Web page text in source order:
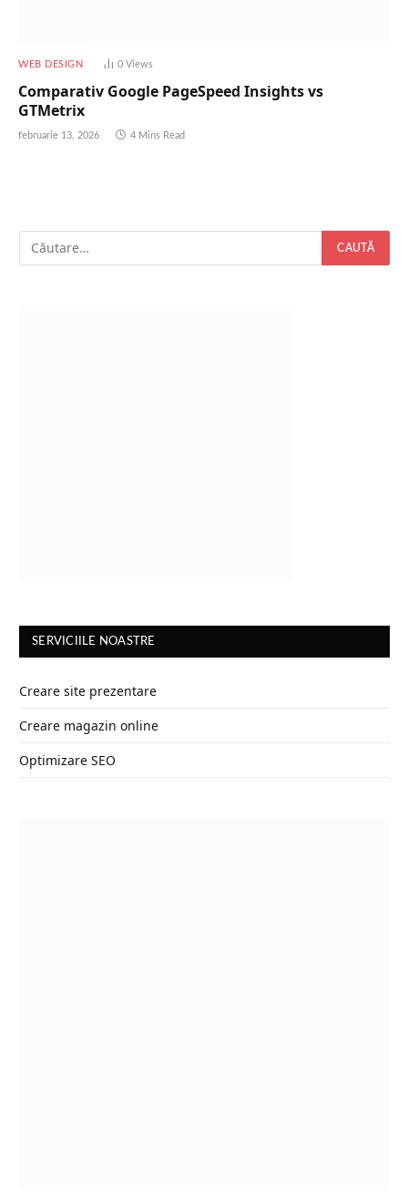
WEB DESIGN 0 Views
Comparativ Google PageSpeed Insights vs
GTMetrix
februarie 13, 2026 4 Mins Read
SERVICIILE NOASTRE
Creare site prezentare
Creare magazin online
Optimizare SEO